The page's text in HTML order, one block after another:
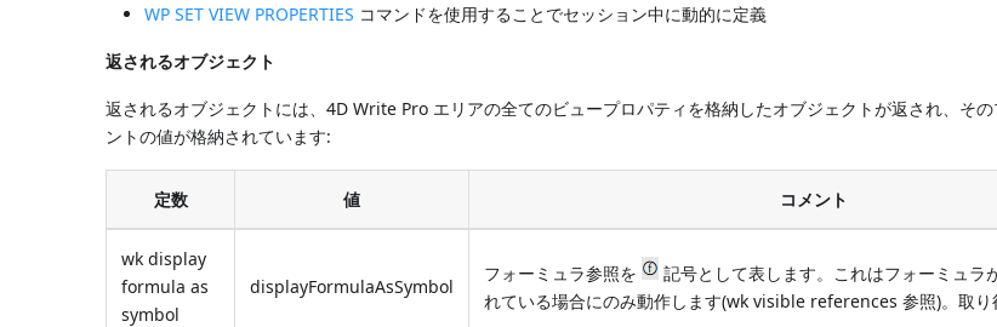
WP SET VIEW PROPERTIES コマンドを使用することでセッション中に動的に定義
返されるオブジェクト
返されるオブジェクトには、4D Write Pro エリアの全てのビュープロパティを格納したオブジェクトが返され、そ
ントの値が格納されています:
定数 値 コメント
wk display
formula as
symbol
displayFormulaAsSymbol
フォーミュラ参照を
記号として表します。これはフォーミュラ
れている場合にのみ動作します(wk visible references 参照)。取